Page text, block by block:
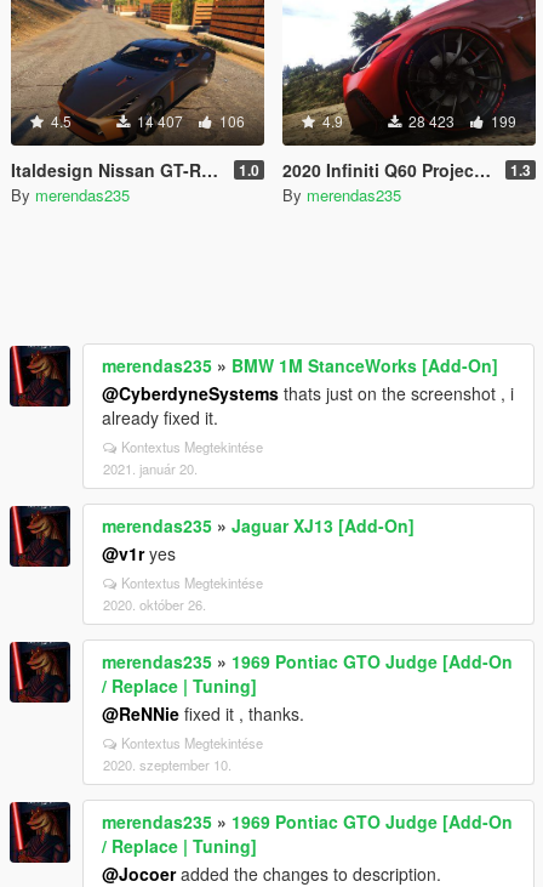
4.5 14 407 106
Italdesign Nissan GT-R50 2020 [Add-On / Replace] 1.0
By merendas235
4.9 28 423 199
2020 Infiniti Q60 Project Black [Add-On / Replace | LODs] 1.3
By merendas235
merendas235 » BMW 1M StanceWorks [Add-On]
@CyberdyneSystems thats just on the screenshot , i
already fixed it.
Kontextus Megtekintése
2021. január 20.
merendas235 » Jaguar XJ13 [Add-On]
@v1ryes
Kontextus Megtekintése
2020. október 26.
merendas235 » 1969 Pontiac GTO Judge [Add-On
/ Replace | Tuning]
@ReNNie fixed it , thanks.
Kontextus Megtekintése
2020. szeptember 10.
merendas235 » 1969 Pontiac GTO Judge [Add-On
/ Replace | Tuning]
@Jocoeradded the changes to description.